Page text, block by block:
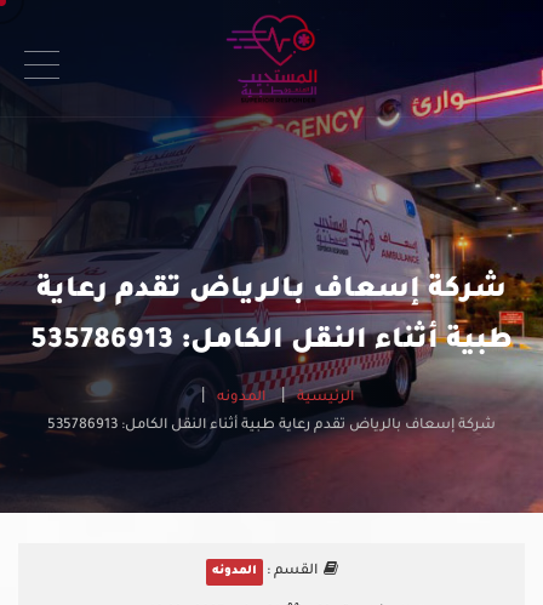
شركة إسعاف بالرياض تقدم رعاية
طبية أثناء النقل الكامل: 535786913
الرئيسية
المدونه
شركة إسعاف بالرياض تقدم رعاية طبية أثناء النقل الكامل: 535786913
القسم : المدونه